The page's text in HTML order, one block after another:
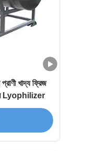
প্রাণী খাদ্য ফ্রিজ
Lyophilizer